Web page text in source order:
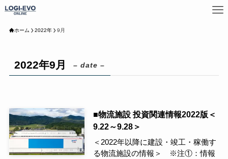
ホーム 2022年 9月
2022年9月 – date –
■物流施設 投資関連情報2022版＜
9.22～9.28＞
＜2022年以降に建設・竣工・稼働す
る物流施設の情報＞ ※注①：情報